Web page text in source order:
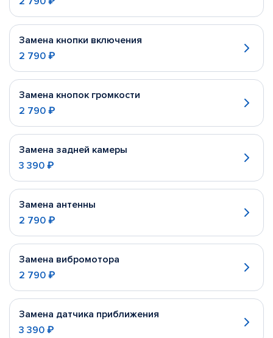
Замена кнопки включения
2 790 ₽
Замена кнопок громкости
2 790 ₽
Замена задней камеры
3 390 ₽
Замена антенны
2 790 ₽
Замена вибромотора
2 790 ₽
Замена датчика приближения
3 390 ₽